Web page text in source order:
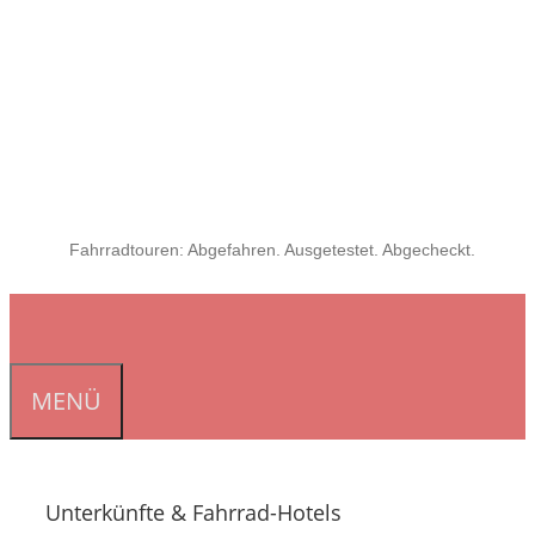
Fahrradtouren: Abgefahren. Ausgetestet. Abgecheckt.
MENÜ
Unterkünfte & Fahrrad-Hotels